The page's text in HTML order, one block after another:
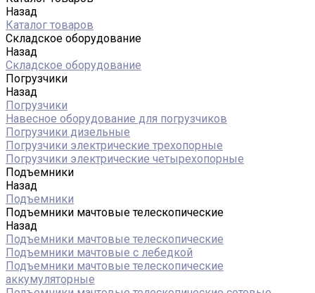
Назад
Каталог товаров
Складское оборудование
Назад
Складское оборудование
Погрузчики
Назад
Погрузчики
Навесное оборудование для погрузчиков
Погрузчики дизельные
Погрузчики электрические трехопорные
Погрузчики электрические четырехопорные
Подъемники
Назад
Подъемники
Подъемники мачтовые телескопические
Назад
Подъемники мачтовые телескопические
Подъемники мачтовые с лебедкой
Подъемники мачтовые телескопические
аккумуляторные